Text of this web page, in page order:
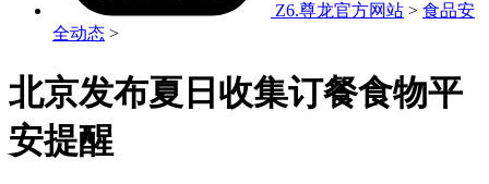
Z6.尊龙官方网站 > 食品安
全动态 >
北京发布夏日收集订餐食物平
安提醒